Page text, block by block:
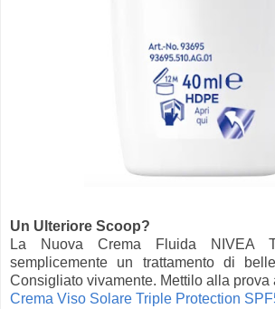
Un Ulteriore Scoop?
La Nuova Crema Fluida NIVEA
semplicemente un trattamento di
Consigliato vivamente. Mettilo alla prova
Crema Viso Solare Triple Protection